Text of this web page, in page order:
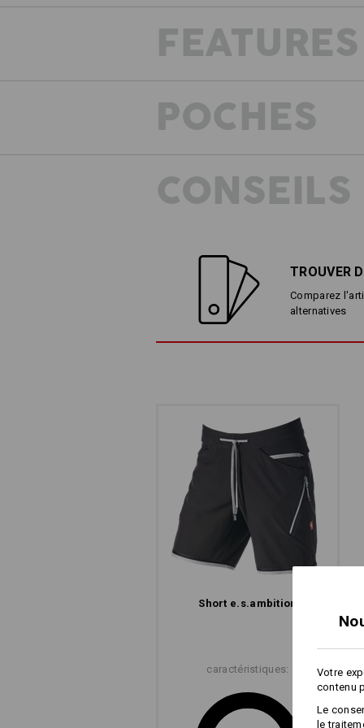
Les poches cargo en diagonale
Même avec du contenu et malgré
FEATURES
POCHES
TROUVER
Comparez
alternatives
Short e.s.​ambition
caractéristiques:
Votre
contenu
Le
le